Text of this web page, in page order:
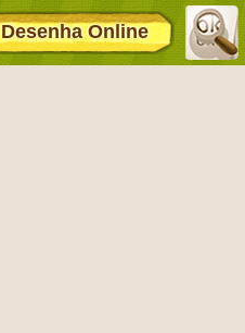
Desenha Online